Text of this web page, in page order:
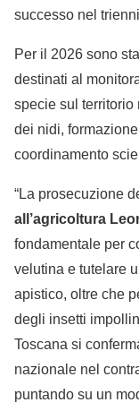
successo nel
Per il 2026 sono
destinati al
specie sul
dei nidi,
coordinamento
“La prosecuzione
all’agricoltura
fondamentale per
velutina e tutelare
apistico, oltre che
degli insetti
Toscana si
nazionale nel
puntando su un